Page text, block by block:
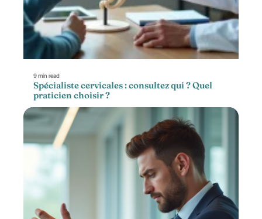
9 min read
Spécialiste cervicales : consultez qui ? Quel
praticien choisir ?